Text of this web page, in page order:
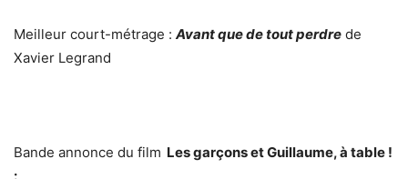
Meilleur court-métrage : Avant que de tout perdre de
Xavier Legrand
Bande annonce du film Les garçons et Guillaume, à table !